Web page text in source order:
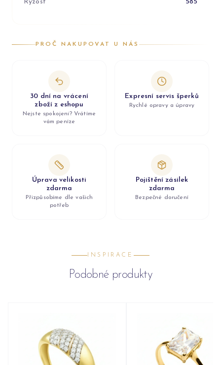
Ryzost 585
PROČ NAKUPOVAT U NÁS
30 dní na vrácení
zboží z eshopu
Nejste spokojeni? Vrátíme
vám peníze
Expresní servis šperků
Rychlé opravy a úpravy
Úprava velikosti
zdarma
Přizpůsobíme dle vašich
potřeb
Pojištění zásilek
zdarma
Bezpečné doručení
INSPIRACE
Podobné produkty